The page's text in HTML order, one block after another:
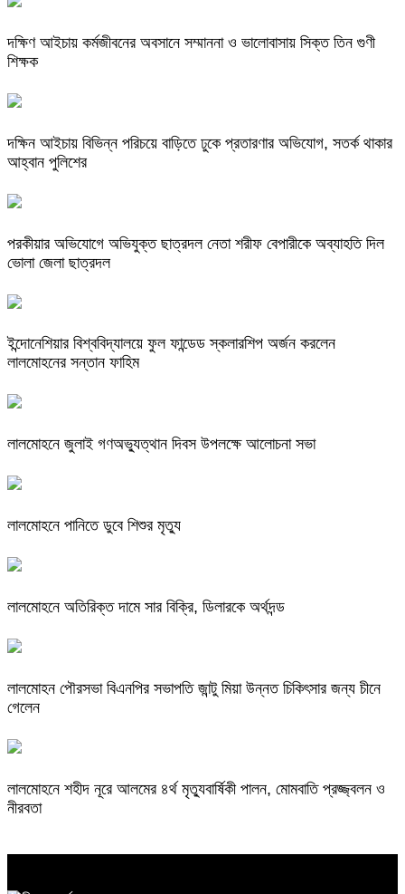
দক্ষিণ আইচায় কর্মজীবনের অবসানে সম্মাননা ও ভালোবাসায় সিক্ত তিন গুণী
শিক্ষক
দক্ষিন আইচায় ‎বিভিন্ন পরিচয়ে বাড়িতে ঢুকে প্রতারণার অভিযোগ, সতর্ক থাকার
আহ্বান পুলিশের
পরকীয়ার অভিযোগে অভিযুক্ত ছাত্রদল নেতা শরীফ বেপারীকে অব্যাহতি দিল
ভোলা জেলা ছাত্রদল
ইন্দোনেশিয়ার বিশ্ববিদ্যালয়ে ফুল ফান্ডেড স্কলারশিপ অর্জন করলেন
লালমোহনের সন্তান ফাহিম
লালমোহনে জুলাই গণঅভ্যুত্থান দিবস উপলক্ষে আলোচনা সভা
লালমোহনে পানিতে ডুবে শিশুর মৃত্যু
লালমোহনে অতিরিক্ত দামে সার বিক্রি, ডিলারকে অর্থদন্ড
লালমোহন পৌরসভা বিএনপির সভাপতি জান্টু মিয়া উন্নত চিকিৎসার জন্য চীনে
গেলেন
লালমোহনে শহীদ নূরে আলমের ৪র্থ মৃত্যুবার্ষিকী পালন, মোমবাতি প্রজ্জ্বলন ও
নীরবতা